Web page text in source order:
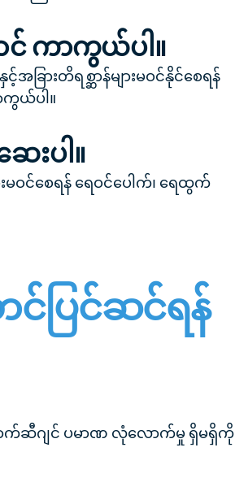
ာင် ကာကွယ်ပါ။
ြားတိရစ္ဆာန်များမဝင်နိုင်စေရန်
ကွယ်ပါ။
းပါ။
းမဝင်စေရန် ရေဝင်ပေါက်၊ ရေထွက်
ပြင်ဆင်ရန်
ာက်ဆီဂျင် ပမာဏ လုံလောက်မှု ရှိမရှိကို